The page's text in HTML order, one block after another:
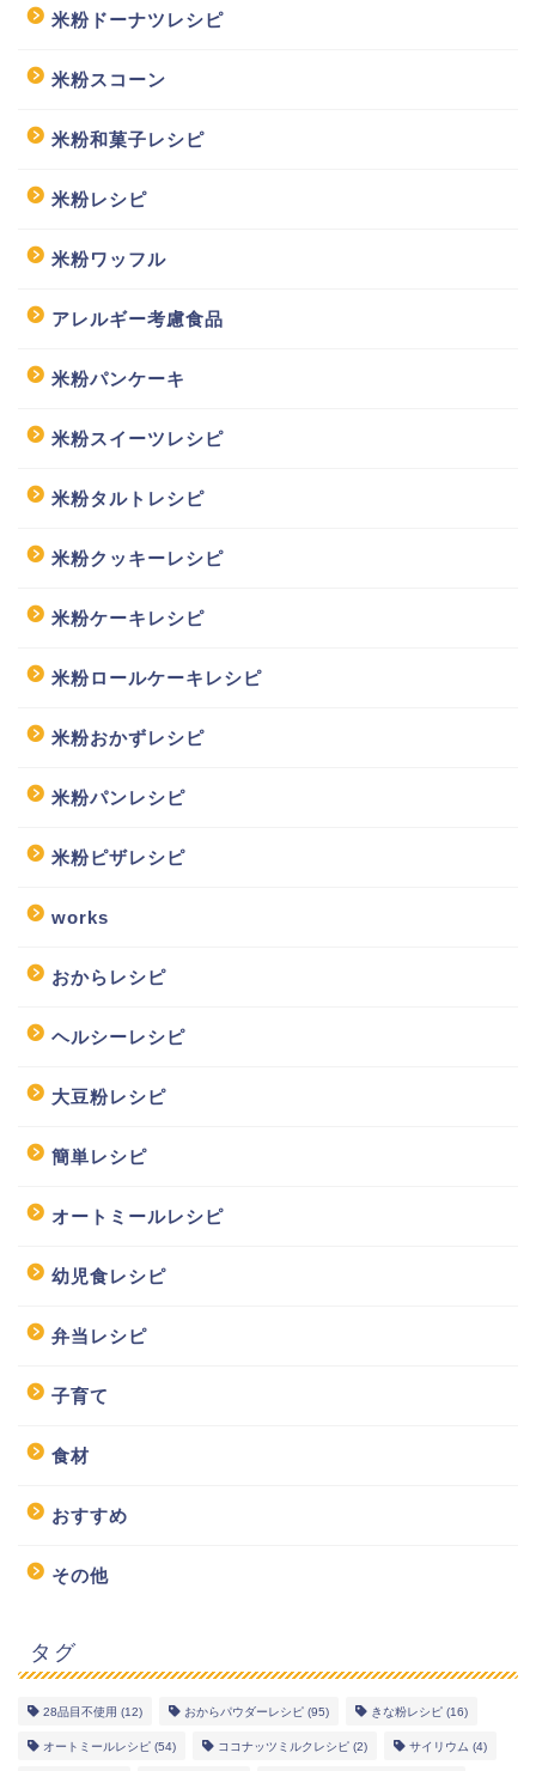
米粉ドーナツレシピ
米粉スコーン
米粉和菓子レシピ
米粉レシピ
米粉ワッフル
アレルギー考慮食品
米粉パンケーキ
米粉スイーツレシピ
米粉タルトレシピ
米粉クッキーレシピ
米粉ケーキレシピ
米粉ロールケーキレシピ
米粉おかずレシピ
米粉パンレシピ
米粉ピザレシピ
works
おからレシピ
ヘルシーレシピ
大豆粉レシピ
簡単レシピ
オートミールレシピ
幼児食レシピ
弁当レシピ
子育て
食材
おすすめ
その他
タグ
28品目不使用 (12) おからパウダーレシピ (95) きな粉レシピ (16)
オートミールレシピ (54) ココナッツミルクレシピ (2) サイリウム (4)
幼児食レシピ